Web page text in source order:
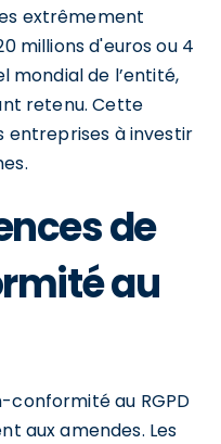
extrêmement
millions d'euros ou 4
mondial de l’entité,
retenu. Cette
entreprises à investir
de
au
conformité au RGPD
aux amendes. Les